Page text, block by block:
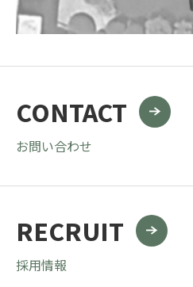
CONTACT
お問い合わせ
RECRUIT
採用情報